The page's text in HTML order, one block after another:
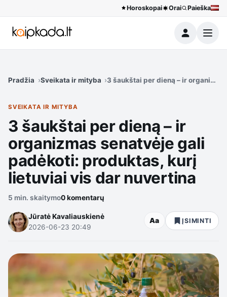
Horoskopai Orai Paieška
Meniu
Pradžia Sveikata ir mityba 3 šaukštai per dieną – ir
SVEIKATA IR MITYBA
3 šaukštai per dieną – ir
organizmas senatvėje gali
padėkoti: produktas, kurį
lietuviai vis dar nuvertina
5 min. skaitymo0 komentarų
Jūratė Kavaliauskienė
2026-06-23 20:49
Aa ĮSIMINTI